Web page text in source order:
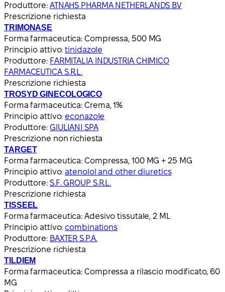
Produttore: ATNAHS PHARMA NETHERLANDS BV
Prescrizione richiesta
TRIMONASE
Forma farmaceutica: Compressa, 500 MG
Principio attivo:tinidazole
Produttore: FARMITALIA INDUSTRIA CHIMICO
FARMACEUTICA S.R.L.
Prescrizione richiesta
TROSYD GINECOLOGICO
Forma farmaceutica: Crema, 1%
Principio attivo: econazole
Produttore: GIULIANI SPA
Prescrizione non richiesta
TARGET
Forma farmaceutica: Compressa, 100 MG + 25 MG
Principio attivo:atenolol and other diuretics
Produttore: S.F. GROUP S.R.L.
Prescrizione richiesta
TISSEEL
Forma farmaceutica: Adesivo tissutale, 2 ML
Principio attivo: combinations
Produttore: BAXTER S.P.A.
Prescrizione richiesta
TILDIEM
Forma farmaceutica: Compressa a rilascio modificato, 60
MG